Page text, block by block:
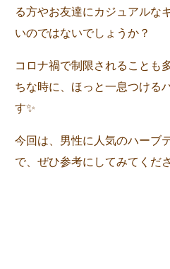
る方やお友達にカジュアルな
いのではないでしょうか？
コロナ禍で制限されることも
ちな時に、ほっと一息つける
す✨
今回は、男性に人気のハーブ
で、ぜひ参考にしてみてくださ